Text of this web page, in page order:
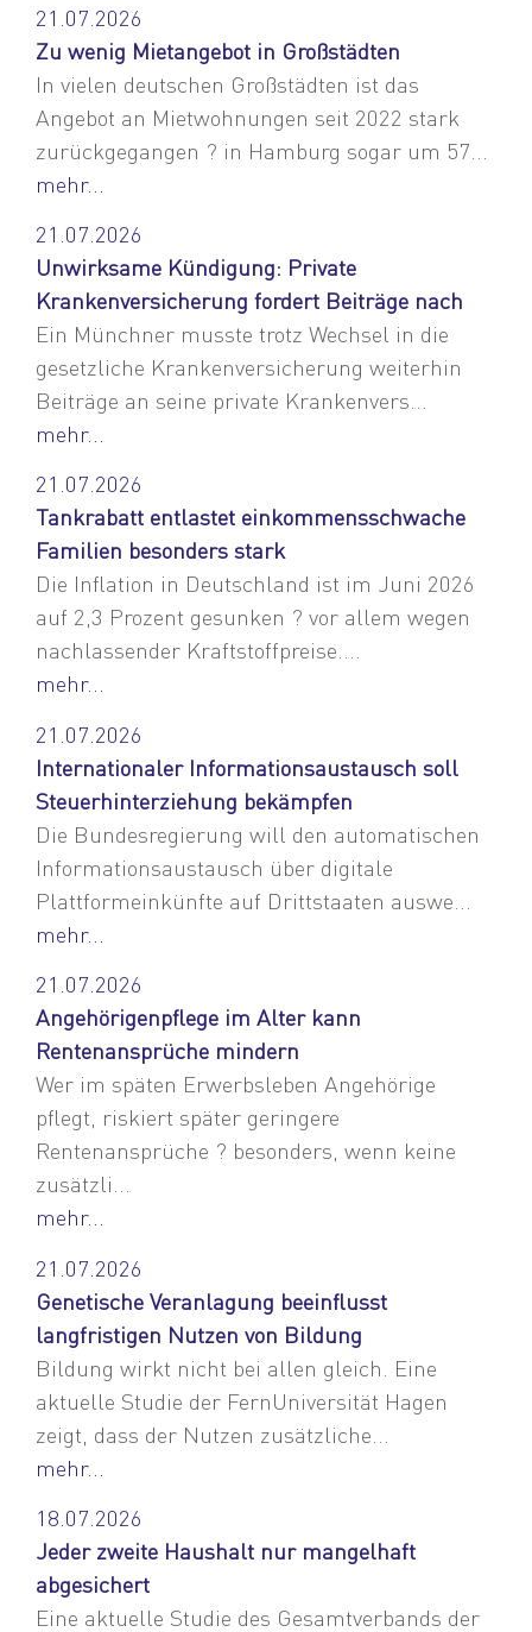
21.07.2026
Zu wenig Mietangebot in Großstädten
In vielen deutschen Großstädten ist das
Angebot an Mietwohnungen seit 2022 stark
zurückgegangen ? in Hamburg sogar um 57...
mehr...
21.07.2026
Unwirksame Kündigung: Private
Krankenversicherung fordert Beiträge nach
Ein Münchner musste trotz Wechsel in die
gesetzliche Krankenversicherung weiterhin
Beiträge an seine private Krankenvers...
mehr...
21.07.2026
Tankrabatt entlastet einkommensschwache
Familien besonders stark
Die Inflation in Deutschland ist im Juni 2026
auf 2,3 Prozent gesunken ? vor allem wegen
nachlassender Kraftstoffpreise....
mehr...
21.07.2026
Internationaler Informationsaustausch soll
Steuerhinterziehung bekämpfen
Die Bundesregierung will den automatischen
Informationsaustausch über digitale
Plattformeinkünfte auf Drittstaaten auswe...
mehr...
21.07.2026
Angehörigenpflege im Alter kann
Rentenansprüche mindern
Wer im späten Erwerbsleben Angehörige
pflegt, riskiert später geringere
Rentenansprüche ? besonders, wenn keine
zusätzli...
mehr...
21.07.2026
Genetische Veranlagung beeinflusst
langfristigen Nutzen von Bildung
Bildung wirkt nicht bei allen gleich. Eine
aktuelle Studie der FernUniversität Hagen
zeigt, dass der Nutzen zusätzliche...
mehr...
18.07.2026
Jeder zweite Haushalt nur mangelhaft
abgesichert
Eine aktuelle Studie des Gesamtverbands der